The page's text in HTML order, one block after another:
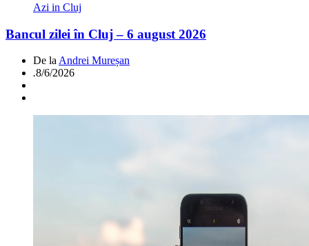
Azi in Cluj
Bancul zilei în Cluj – 6 august 2026
De la Andrei Mureșan
.8/6/2026